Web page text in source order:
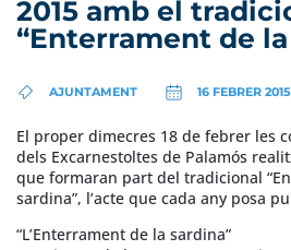
2015 amb el
“Enterrament de
AJUNTAMENT 16 FEBRER 2015
El proper dimecres 18 de febrer les
dels Excarnestoltes de Palamós
que formaran part del tradicional
sardina”, l’acte que cada any posa
“L’Enterrament de la sardina”